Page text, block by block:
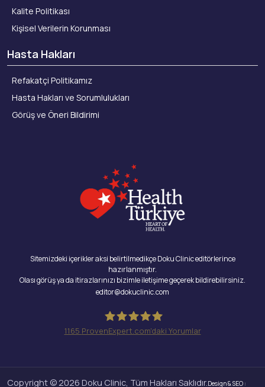
Kalite Politikası
Kişisel Verilerin Korunması
Hasta Hakları
Refakatçi Politikamız
Hasta Hakları ve Sorumlulukları
Görüş ve Öneri Bildirimi
Sitemizdeki içerikler aksi belirtilmedikçe Doku Clinic editörlerince
hazırlanmıştır.
Olası görüş ya da itirazlarınızı bizimle iletişime geçerek bildirebilirsiniz.
editor@dokuclinic.com
1165 ProvenExpert.com'daki Yorumlar
Copyright © 2026 Doku Clinic, Tüm Hakları Saklıdır.Design & SEO :